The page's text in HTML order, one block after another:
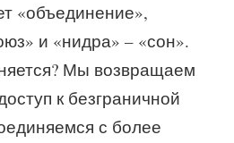
«объединение»,
и «нидра» – «сон».
Мы возвращаем
к безграничной
с более